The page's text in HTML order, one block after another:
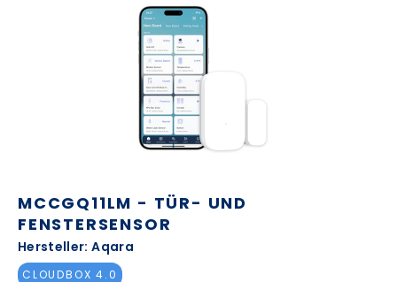
MCCGQ11LM - TÜR- UND
FENSTERSENSOR
Hersteller: Aqara
CLOUDBOX 4.0